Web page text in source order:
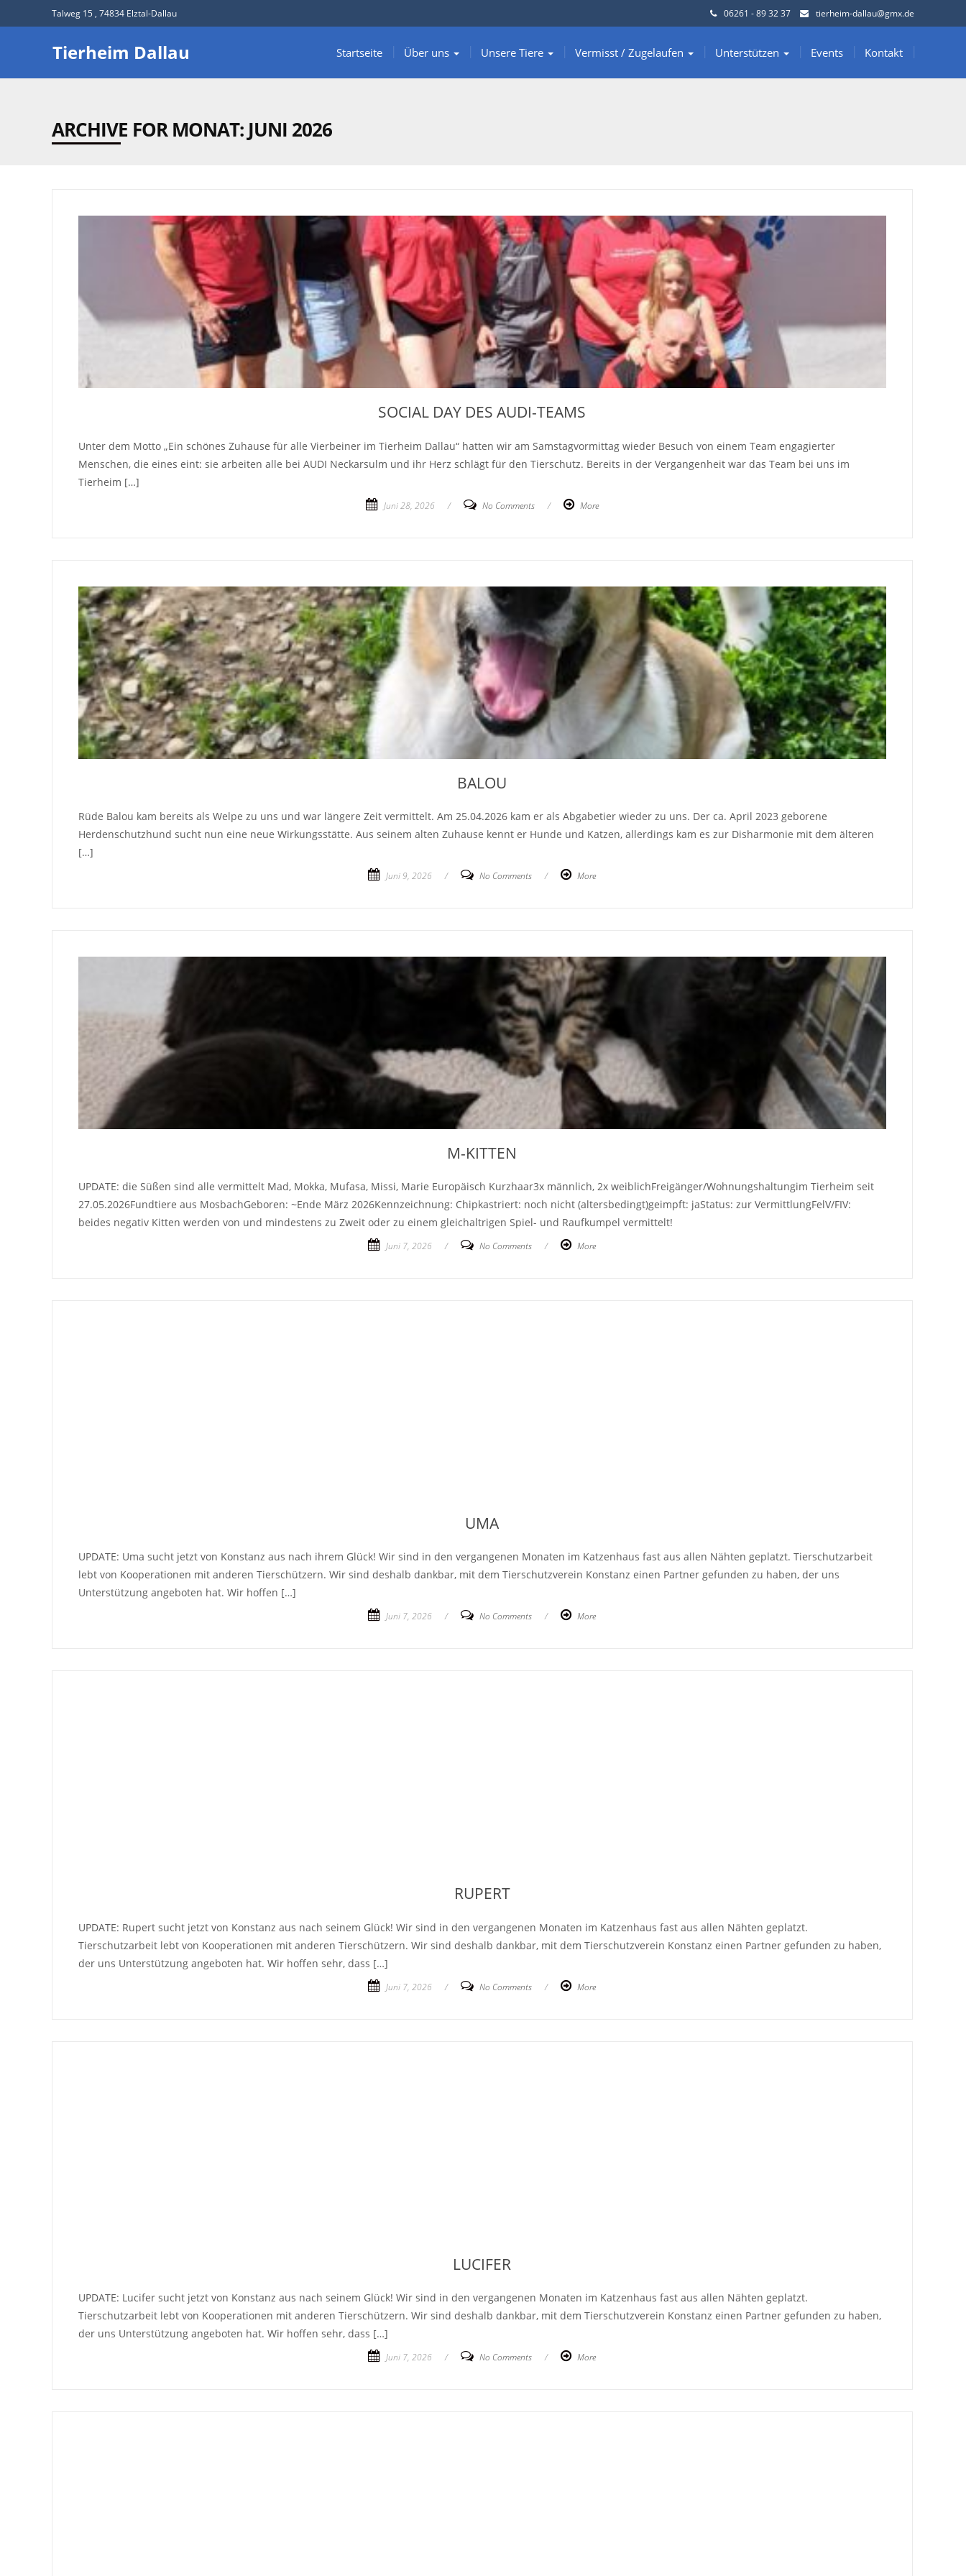
Talweg 15 , 74834 Elztal-Dallau 06261 - 89 32 37 tierheim-dallau@gmx.de
Tierheim Dallau Startseite Über uns Unsere Tiere Vermisst / Zugelaufen Unterstützen Events Kontakt
ARCHIVE FOR MONAT: JUNI 2026
SOCIAL DAY DES AUDI-TEAMS
Unter dem Motto „Ein schönes Zuhause für alle Vierbeiner im Tierheim Dallau“ hatten wir am Samstagvormittag wieder Besuch von einem Team engagierter
Menschen, die eines eint: sie arbeiten alle bei AUDI Neckarsulm und ihr Herz schlägt für den Tierschutz. Bereits in der Vergangenheit war das Team bei uns im
Tierheim […]
Juni 28, 2026 / No Comments / More
BALOU
Rüde Balou kam bereits als Welpe zu uns und war längere Zeit vermittelt. Am 25.04.2026 kam er als Abgabetier wieder zu uns. Der ca. April 2023 geborene
Herdenschutzhund sucht nun eine neue Wirkungsstätte. Aus seinem alten Zuhause kennt er Hunde und Katzen, allerdings kam es zur Disharmonie mit dem älteren
[…]
Juni 9, 2026 / No Comments / More
M-KITTEN
UPDATE: die Süßen sind alle vermittelt Mad, Mokka, Mufasa, Missi, Marie Europäisch Kurzhaar3x männlich, 2x weiblichFreigänger/Wohnungshaltungim Tierheim seit
27.05.2026Fundtiere aus MosbachGeboren: ~Ende März 2026Kennzeichnung: Chipkastriert: noch nicht (altersbedingt)geimpft: jaStatus: zur VermittlungFelV/FIV:
beides negativ Kitten werden von und mindestens zu Zweit oder zu einem gleichaltrigen Spiel- und Raufkumpel vermittelt!
Juni 7, 2026 / No Comments / More
UMA
UPDATE: Uma sucht jetzt von Konstanz aus nach ihrem Glück! Wir sind in den vergangenen Monaten im Katzenhaus fast aus allen Nähten geplatzt. Tierschutzarbeit
lebt von Kooperationen mit anderen Tierschützern. Wir sind deshalb dankbar, mit dem Tierschutzverein Konstanz einen Partner gefunden zu haben, der uns
Unterstützung angeboten hat. Wir hoffen […]
Juni 7, 2026 / No Comments / More
RUPERT
UPDATE: Rupert sucht jetzt von Konstanz aus nach seinem Glück! Wir sind in den vergangenen Monaten im Katzenhaus fast aus allen Nähten geplatzt.
Tierschutzarbeit lebt von Kooperationen mit anderen Tierschützern. Wir sind deshalb dankbar, mit dem Tierschutzverein Konstanz einen Partner gefunden zu haben,
der uns Unterstützung angeboten hat. Wir hoffen sehr, dass […]
Juni 7, 2026 / No Comments / More
LUCIFER
UPDATE: Lucifer sucht jetzt von Konstanz aus nach seinem Glück! Wir sind in den vergangenen Monaten im Katzenhaus fast aus allen Nähten geplatzt.
Tierschutzarbeit lebt von Kooperationen mit anderen Tierschützern. Wir sind deshalb dankbar, mit dem Tierschutzverein Konstanz einen Partner gefunden zu haben,
der uns Unterstützung angeboten hat. Wir hoffen sehr, dass […]
Juni 7, 2026 / No Comments / More